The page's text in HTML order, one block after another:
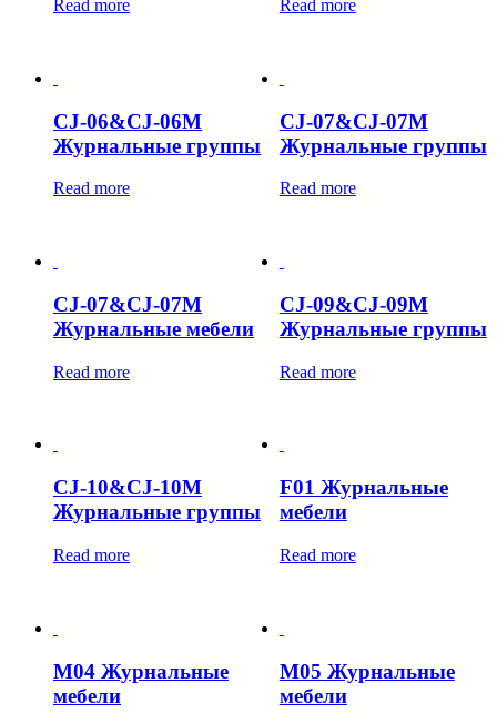
Read more Read more
CJ-06&CJ-06M
Журнальные группы
Read more
CJ-07&CJ-07M
Журнальные группы
Read more
CJ-07&CJ-07M
Журнальные мебели
Read more
CJ-09&CJ-09M
Журнальные группы
Read more
CJ-10&CJ-10M
Журнальные группы
Read more
F01 Журнальные
мебели
Read more
M04 Журнальные
мебели
M05 Журнальные
мебели